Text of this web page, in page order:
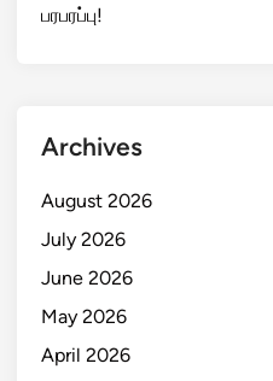
பரபரப்பு!
Archives
August 2026
July 2026
June 2026
May 2026
April 2026